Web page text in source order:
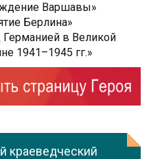
Варшавы»
Берлина»
в Великой
1941–1945 гг.»
краеведческий